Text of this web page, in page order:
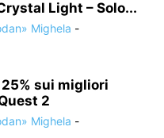
Light – Solo...
Mighela -
sui migliori
2
Mighela -